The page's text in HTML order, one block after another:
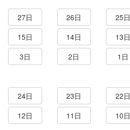
27日 26日 25日
15日 14日 13日
3日 2日 1日
24日 23日 22日
12日 11日 10日